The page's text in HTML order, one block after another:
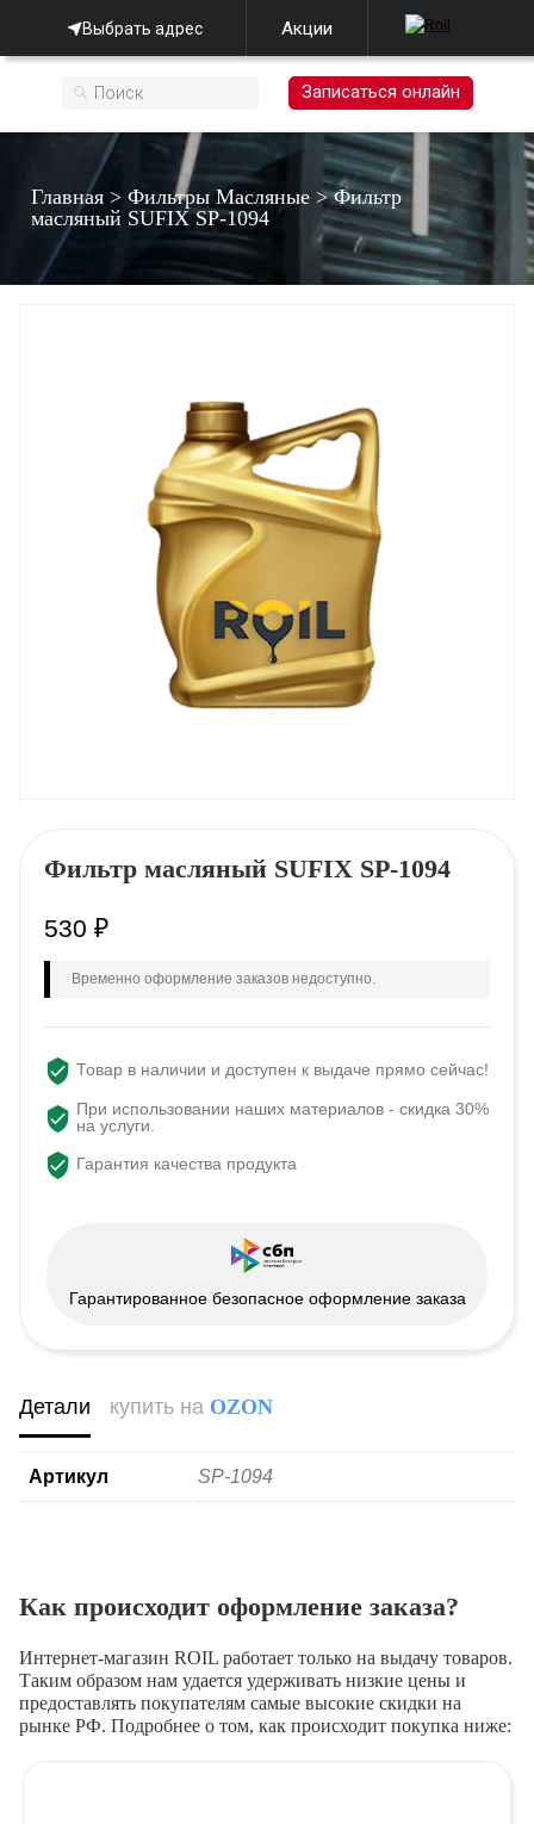
Выбрать адрес Акции
Записаться онлайн
Главная >Фильтры Масляные >Фильтр
масляный SUFIX SP-1094
Фильтр масляный SUFIX SP-1094
530 ₽
Временно оформление заказов недоступно.
Товар в наличии и доступен к выдаче прямо сейчас!
При использовании наших материалов - скидка 30%
на услуги.
Гарантия качества продукта
Гарантированное безопасное оформление заказа
Детали купить на OZON
Артикул SP-1094
Как происходит оформление заказа?
Интернет-магазин ROIL работает только на выдачу товаров.
Таким образом нам удается удерживать низкие цены и
предоставлять покупателям самые высокие скидки на
рынке РФ. Подробнее о том, как происходит покупка ниже: